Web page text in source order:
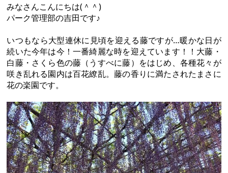
みなさんこんにちは(＾＾)
パーク管理部の吉田です♪
いつもなら大型連休に見頃を迎える藤ですが…暖かな日が
続いた今年は今！一番綺麗な時を迎えています！！大藤・
白藤・さくら色の藤（うすべに藤）をはじめ、各種花々が
咲き乱れる園内は百花繚乱。藤の香りに満たされたまさに
花の楽園です。